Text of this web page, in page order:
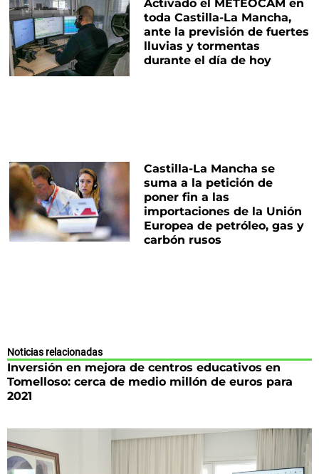
Activado el METEOCAM en
toda Castilla-La Mancha,
ante la previsión de fuertes
lluvias y tormentas
durante el día de hoy
Castilla-La Mancha se
suma a la petición de
poner fin a las
importaciones de la Unión
Europea de petróleo, gas y
carbón rusos
Noticias relacionadas
Inversión en mejora de centros educativos en
Tomelloso: cerca de medio millón de euros para
2021